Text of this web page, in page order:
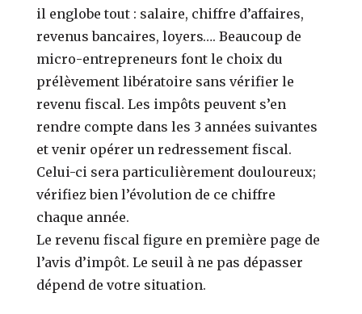
il englobe tout : salaire, chiffre d’affaires,
revenus bancaires, loyers…. Beaucoup de
micro-entrepreneurs font le choix du
prélèvement libératoire sans vérifier le
revenu fiscal. Les impôts peuvent s’en
rendre compte dans les 3 années suivantes
et venir opérer un redressement fiscal.
Celui-ci sera particulièrement douloureux;
vérifiez bien l’évolution de ce chiffre
chaque année.
Le revenu fiscal figure en première page de
l’avis d’impôt. Le seuil à ne pas dépasser
dépend de votre situation.